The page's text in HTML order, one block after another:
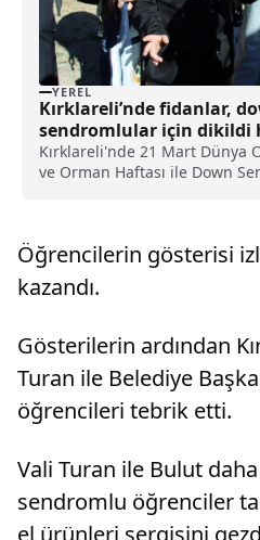
YEREL
Kırklareli’nde fidanlar,
sendromlular için dikildi
Kırklareli'nde 21 Mart Dünya
ve Orman Haftası ile Down
Erikler köyünde
Öğrencilerin gösterisi
kazandı.
Gösterilerin ardından
Turan ile Belediye
öğrencileri tebrik etti.
Vali Turan ile Bulut
sendromlu öğrenciler